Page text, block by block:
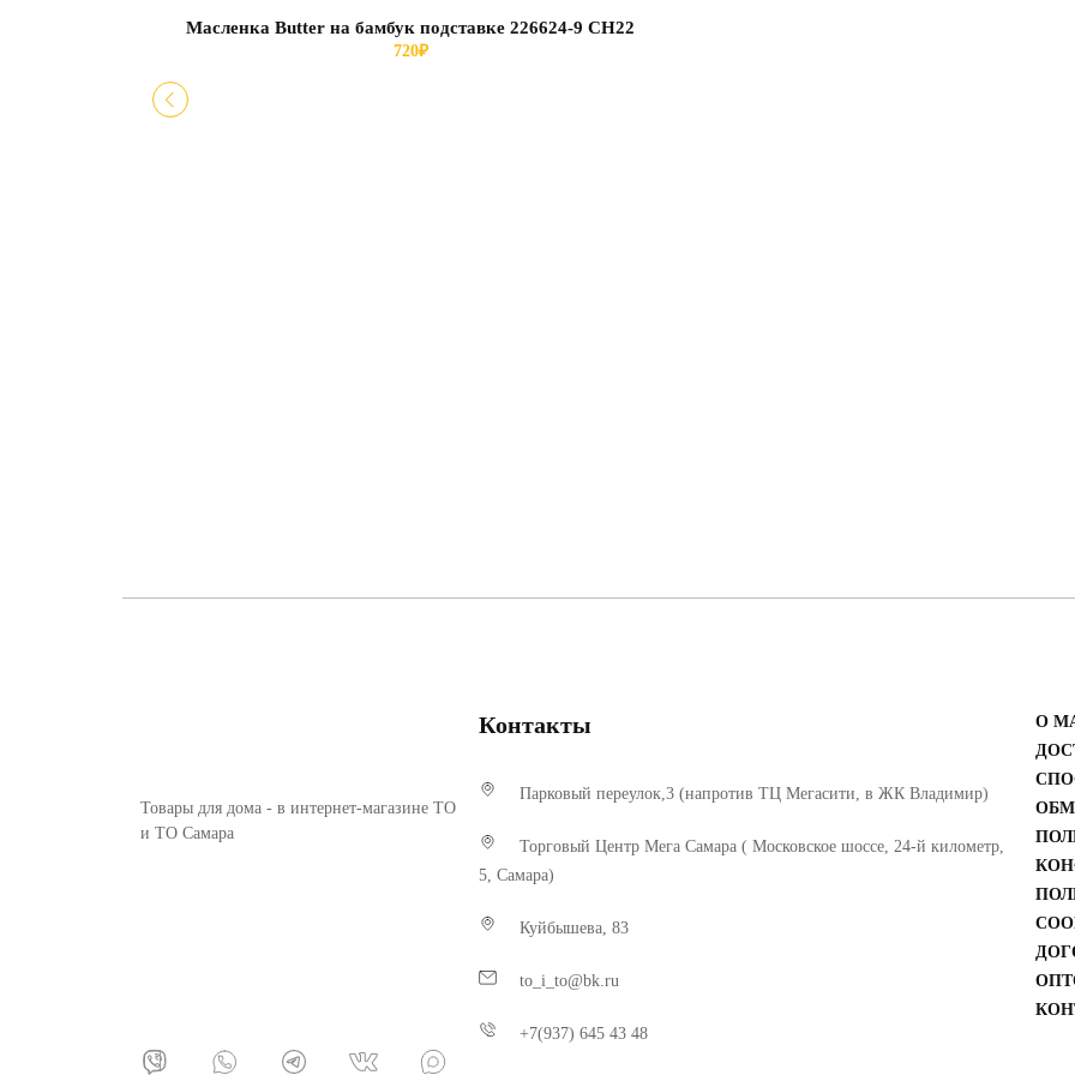
Масленка Butter на бамбук подставке 226624-9 СН22
720₽
Товары для дома - в интернет-магазине ТО
и ТО Самара
Контакты
Парковый переулок,3 (напротив ТЦ Мегасити, в ЖК Владимир)
Торговый Центр Мега Самара ( Московское шоссе, 24-й километр,
5, Самара)
Куйбышева, 83
to_i_to@bk.ru
+7(937) 645 43 48
О